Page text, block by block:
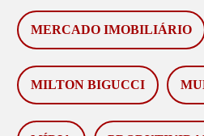
MERCADO IMOBILIÁRIO
MILTON BIGUCCI